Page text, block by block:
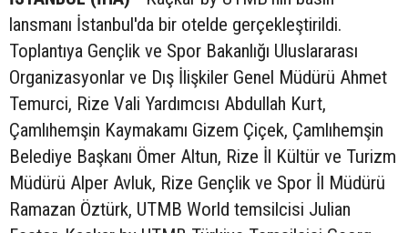
lansmanı İstanbul'da bir otelde gerçekleştirildi.
Toplantıya Gençlik ve Spor Bakanlığı Uluslararası
Organizasyonlar ve Dış İlişkiler Genel Müdürü Ahmet
Temurci, Rize Vali Yardımcısı Abdullah Kurt,
Çamlıhemşin Kaymakamı Gizem Çiçek, Çamlıhemşin
Belediye Başkanı Ömer Altun, Rize İl Kültür ve Turizm
Müdürü Alper Avluk, Rize Gençlik ve Spor İl Müdürü
Ramazan Öztürk, UTMB World temsilcisi Julian